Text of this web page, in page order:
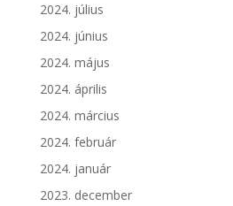
2024. július
2024. június
2024. május
2024. április
2024. március
2024. február
2024. január
2023. december